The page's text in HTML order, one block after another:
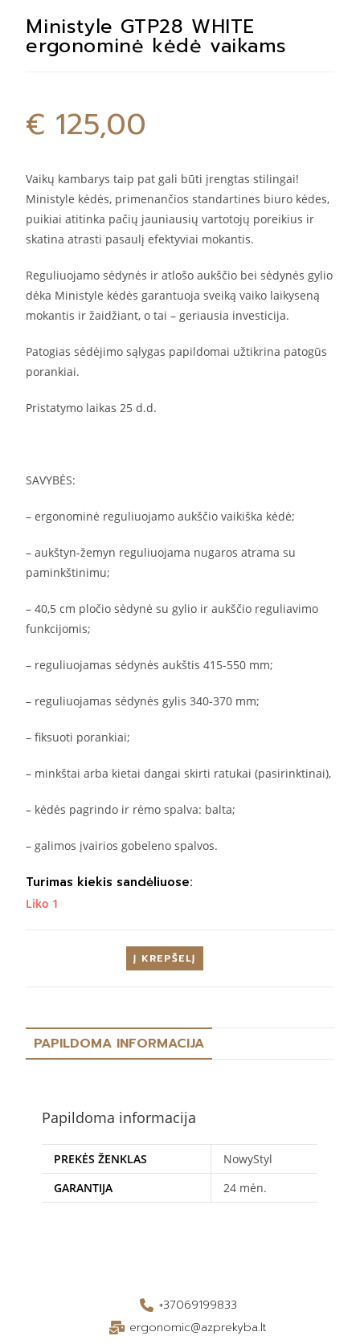
Ministyle GTP28 WHITE
ergonominė kėdė vaikams
€ 125,00
Vaikų kambarys taip pat gali būti įrengtas stilingai!
Ministyle kėdės, primenančios standartines biuro kėdes,
puikiai atitinka pačių jauniausių vartotojų poreikius ir
skatina atrasti pasaulį efektyviai mokantis.
Reguliuojamo sėdynės ir atlošo aukščio bei sėdynės gylio
dėka Ministyle kėdės garantuoja sveiką vaiko laikyseną
mokantis ir žaidžiant, o tai – geriausia investicija.
Patogias sėdėjimo sąlygas papildomai užtikrina patogūs
porankiai.
Pristatymo laikas 25 d.d.
SAVYBĖS:
– ergonominė reguliuojamo aukščio vaikiška kėdė;
– aukštyn-žemyn reguliuojama nugaros atrama su
paminkštinimu;
– 40,5 cm pločio sėdynė su gylio ir aukščio reguliavimo
funkcijomis;
– reguliuojamas sėdynės aukštis 415-550 mm;
– reguliuojamas sėdynės gylis 340-370 mm;
– fiksuoti porankiai;
– minkštai arba kietai dangai skirti ratukai (pasirinktinai),
– kėdės pagrindo ir rėmo spalva: balta;
– galimos įvairios gobeleno spalvos.
Turimas kiekis sandėliuose:
Liko 1
Į KREPŠELĮ
PAPILDOMA INFORMACIJA
Papildoma informacija
PREKĖS ŽENKLAS
NowyStyl
GARANTIJA
24 mėn.
+37069199833
ergonomic@azprekyba.lt